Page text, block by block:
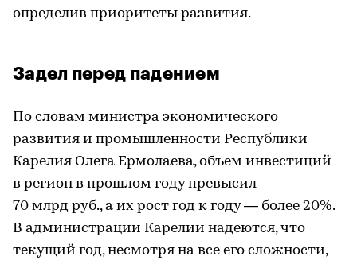
определив приоритеты развития.
Задел перед падением
По словам министра экономического
развития и промышленности Республики
Карелия Олега Ермолаева, объем инвестиций
в регион в прошлом году превысил
70 млрд руб., а их рост год к году — более 20%.
В администрации Карелии надеются, что
текущий год, несмотря на все его сложности,